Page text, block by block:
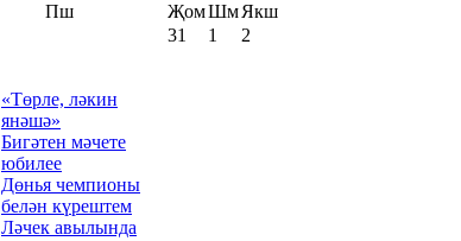
Пш ҖомШмЯкш
31 1 2
«Төрле, ләкин
янәшә»
Бигәтен мәчете
юбилее
Дөнья чемпионы
белән күрештем
Ләчек авылында